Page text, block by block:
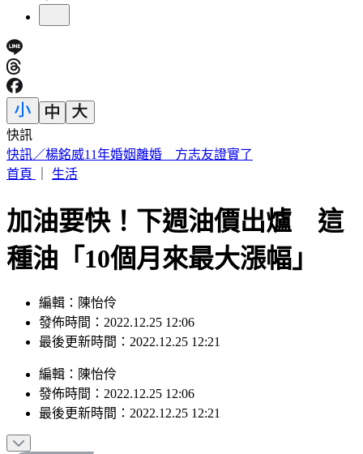
快訊
星巴克買一送一！MOLLY聯名搶先開賣
首頁
生活
加油要快！下週油價出爐 這
種油「10個月來最大漲幅」
編輯：陳怡伶
發佈時間：2022.12.25 12:06
最後更新時間：2022.12.25 12:21
編輯 ： 陳怡伶
發佈時間： 2022.12.25 12:06
最後更新時間： 2022.12.25 12:21